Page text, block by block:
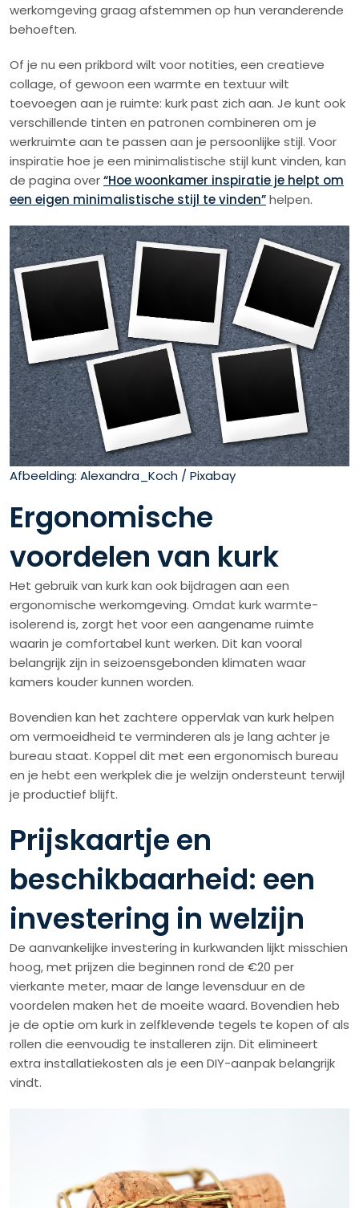
werkomgeving graag afstemmen op hun veranderende
behoeften.
Of je nu een prikbord wilt voor notities, een creatieve
collage, of gewoon een warmte en textuur wilt
toevoegen aan je ruimte: kurk past zich aan. Je kunt ook
verschillende tinten en patronen combineren om je
werkruimte aan te passen aan je persoonlijke stijl. Voor
inspiratie hoe je een minimalistische stijl kunt vinden, kan
de pagina over“Hoe woonkamer inspiratie je helpt om
een eigen minimalistische stijl te vinden”helpen.
Afbeelding: Alexandra_Koch / Pixabay
Ergonomische
voordelen van kurk
Het gebruik van kurk kan ook bijdragen aan een
ergonomische werkomgeving. Omdat kurk warmte-
isolerend is, zorgt het voor een aangename ruimte
waarin je comfortabel kunt werken. Dit kan vooral
belangrijk zijn in seizoensgebonden klimaten waar
kamers kouder kunnen worden.
Bovendien kan het zachtere oppervlak van kurk helpen
om vermoeidheid te verminderen als je lang achter je
bureau staat. Koppel dit met een ergonomisch bureau
en je hebt een werkplek die je welzijn ondersteunt terwijl
je productief blijft.
Prijskaartje en
beschikbaarheid: een
investering in welzijn
De aanvankelijke investering in kurkwanden lijkt misschien
hoog, met prijzen die beginnen rond de €20 per
vierkante meter, maar de lange levensduur en de
voordelen maken het de moeite waard. Bovendien heb
je de optie om kurk in zelfklevende tegels te kopen of als
rollen die eenvoudig te installeren zijn. Dit elimineert
extra installatiekosten als je een DIY-aanpak belangrijk
vindt.